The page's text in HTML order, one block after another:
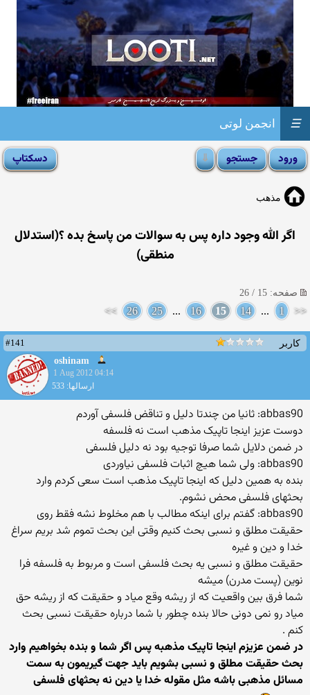
انجمن لوتی ☰
مذهب
اگر الله وجود داره پس به سوالات من پاسخ بده ؟(استدلال
منطقی)
صفحه: 15 / 26
<<
1
...
14
15
16
...
25
26
>>
کاربر
#141
oshinam
1 Aug 2012 04:14
ارسالها: 533
abbas90: ثانیا من چندتا دلیل و تناقض فلسفی آوردم
دوست عزیز اینجا تاپیک مذهب است نه فلسفه
در ضمن دلایل شما صرفا توجیه بود نه دلیل فلسفی
abbas90: ولی شما هیچ اثبات فلسفی نیاوردی
بنده به همین دلیل که اینجا تاپیک مذهب است سعی کردم وارد
بحثهای فلسفی محض نشوم.
abbas90: گفتم برای اینکه مطالب با هم مخلوط نشه فقط روی
حقیقت مطلق و نسبی بحث کنیم وقتی این بحث تموم شد بریم سراغ
خدا و دین و غیره
حقیقت مطلق و نسبی یه بحث فلسفی است و مربوط به فلسفه فرا
نوین (پست مدرن) میشه
شما فرق بین واقعیت که از ریشه وقع میاد و حقیقت که از ریشه حق
میاد رو نمی دونی حالا بنده چطور با شما درباره حقیقت نسبی بحث
کنم .
در ضمن عزیزم اینجا تاپیک مذهبه پس اگر شما و بنده بخواهیم وارد
بحث حقیقت مطلق و نسبی بشویم باید جهت گیریمون به سمت
مسائل مذهبی باشه مثل مقوله خدا یا دین نه بحثهای فلسفی